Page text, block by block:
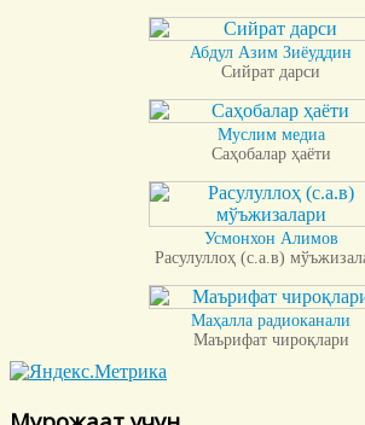
Абдул Азим Зиёуддин
Сийрат дарси
Муслим медиа
Саҳобалар ҳаёти
Усмонхон Алимов
Расулуллоҳ (с.а.в)
Маҳалла радиоканали
Маърифат чироқлари